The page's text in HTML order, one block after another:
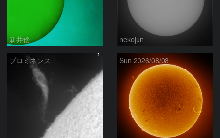
新井優 nekojun
プロミネンス Sun 2026/08/08